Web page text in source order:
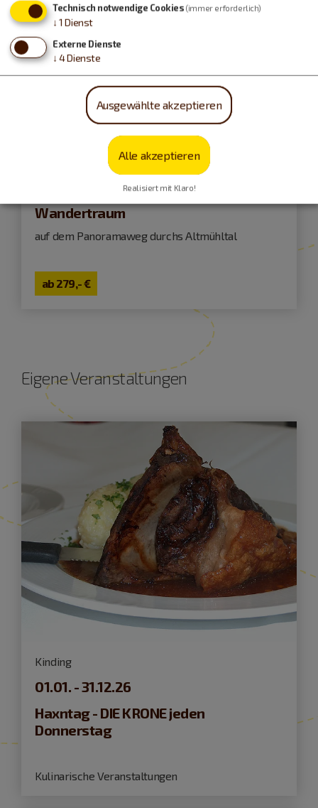
Wandertraum
auf dem Panoramaweg durchs Altmühltal
ab 279,- €
Eigene Veranstaltungen
Kinding
01.01. - 31.12.26
Haxntag - DIE KRONE jeden
Donnerstag
Kulinarische Veranstaltungen
Technisch notwendige Cookies (immer erforderlich)
↓ 1 Dienst
Externe Dienste
↓ 4Dienste
Ausgewählte akzeptieren
Alle akzeptieren
Realisiert mit Klaro!